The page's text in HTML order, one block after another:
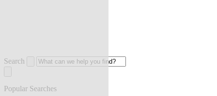
Search
Popular Searches